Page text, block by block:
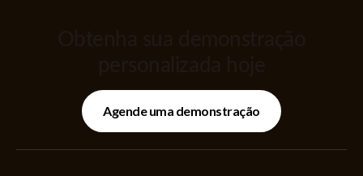
Agende uma demonstração